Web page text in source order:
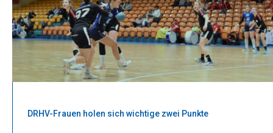
DRHV-Frauen holen sich wichtige zwei Punkte